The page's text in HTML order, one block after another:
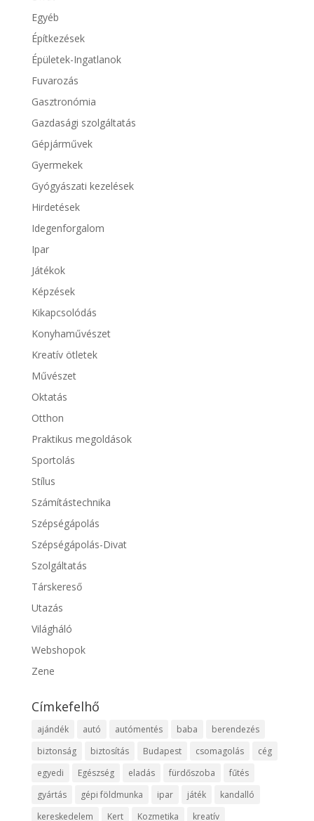
Egyéb
Építkezések
Épületek-Ingatlanok
Fuvarozás
Gasztronómia
Gazdasági szolgáltatás
Gépjárművek
Gyermekek
Gyógyászati kezelések
Hirdetések
Idegenforgalom
Ipar
Játékok
Képzések
Kikapcsolódás
Konyhaművészet
Kreatív ötletek
Művészet
Oktatás
Otthon
Praktikus megoldások
Sportolás
Stílus
Számítástechnika
Szépségápolás
Szépségápolás-Divat
Szolgáltatás
Társkereső
Utazás
Világháló
Webshopok
Zene
Címkefelhő
ajándék autó autómentés baba
berendezés
biztonság
biztosítás Budapest csomagolás
cég
egyedi
Egészség eladás fürdőszoba
fűtés
gyártás
gépi földmunka ipar játék
kandalló
kereskedelem
Kert Kozmetika kreatív